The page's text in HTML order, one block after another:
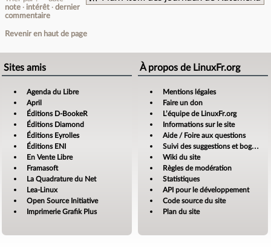
note
intérêt
dernier
commentaire
Revenir en haut de page
Sites amis
Agenda du Libre
April
Éditions D-BookeR
Éditions Diamond
Éditions Eyrolles
Éditions ENI
En Vente Libre
Framasoft
La Quadrature du Net
Lea-Linux
Open Source Initiative
Imprimerie Grafik Plus
À propos de LinuxFr.org
Mentions légales
Faire un don
L’équipe de LinuxFr.org
Informations sur le site
Aide / Foire aux questions
Suivi des suggestions et bogues
Wiki du site
Règles de modération
Statistiques
API pour le développement
Code source du site
Plan du site